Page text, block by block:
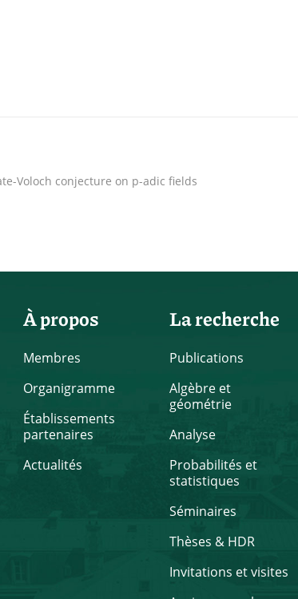
Voloch conjecture on p-adic fields
À propos
Membres
Organigramme
Établissements
partenaires
Actualités
La recherche
Publications
Algèbre et
géométrie
Analyse
Probabilités et
statistiques
Séminaires
Thèses & HDR
Invitations et visites